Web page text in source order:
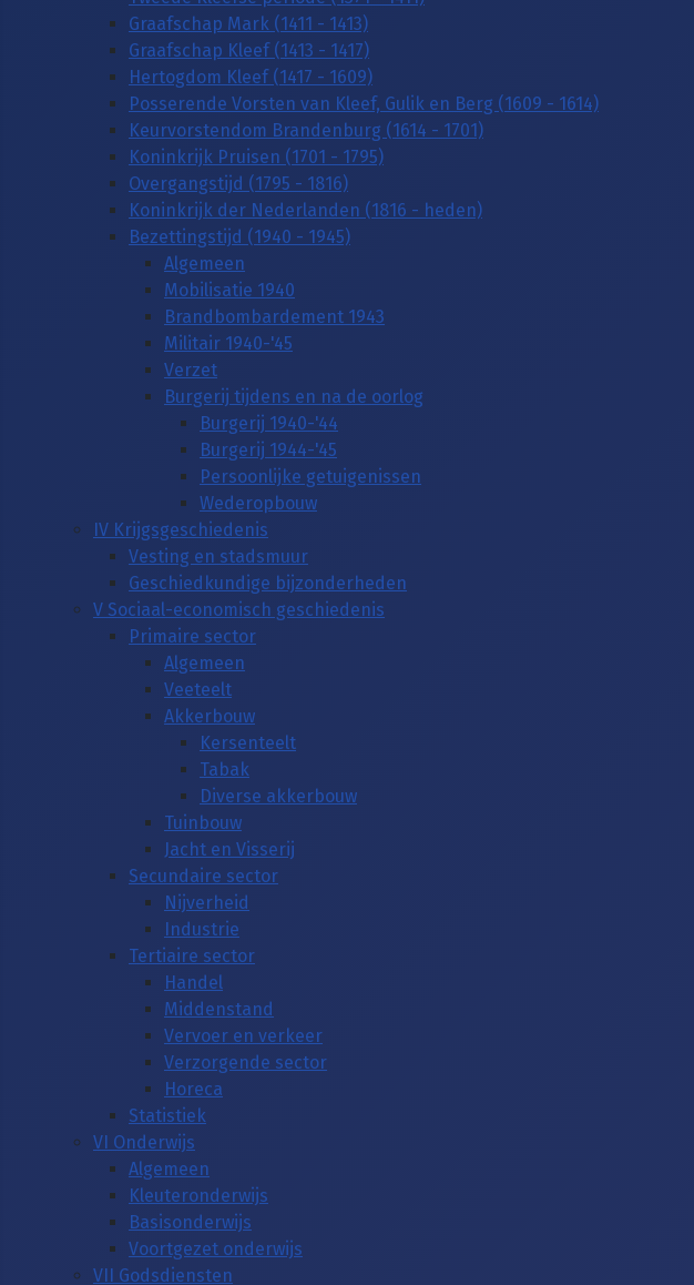
Graafschap Mark (1411 - 1413)
Graafschap Kleef (1413 - 1417)
Hertogdom Kleef (1417 - 1609)
Posserende Vorsten van Kleef, Gulik en Berg (1609 - 1614)
Keurvorstendom Brandenburg (1614 - 1701)
Koninkrijk Pruisen (1701 - 1795)
Overgangstijd (1795 - 1816)
Koninkrijk der Nederlanden (1816 - heden)
Bezettingstijd (1940 - 1945)
Algemeen
Mobilisatie 1940
Brandbombardement 1943
Militair 1940-'45
Verzet
Burgerij tijdens en na de oorlog
Burgerij 1940-'44
Burgerij 1944-'45
Persoonlijke getuigenissen
Wederopbouw
IV Krijgsgeschiedenis
Vesting en stadsmuur
Geschiedkundige bijzonderheden
V Sociaal-economisch geschiedenis
Primaire sector
Algemeen
Veeteelt
Akkerbouw
Kersenteelt
Tabak
Diverse akkerbouw
Tuinbouw
Jacht en Visserij
Secundaire sector
Nijverheid
Industrie
Tertiaire sector
Handel
Middenstand
Vervoer en verkeer
Verzorgende sector
Horeca
Statistiek
VI Onderwijs
Algemeen
Kleuteronderwijs
Basisonderwijs
Voortgezet onderwijs
VII Godsdiensten